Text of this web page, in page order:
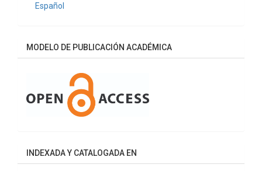
Español
MODELO DE PUBLICACIÓN ACADÉMICA
INDEXADA Y CATALOGADA EN